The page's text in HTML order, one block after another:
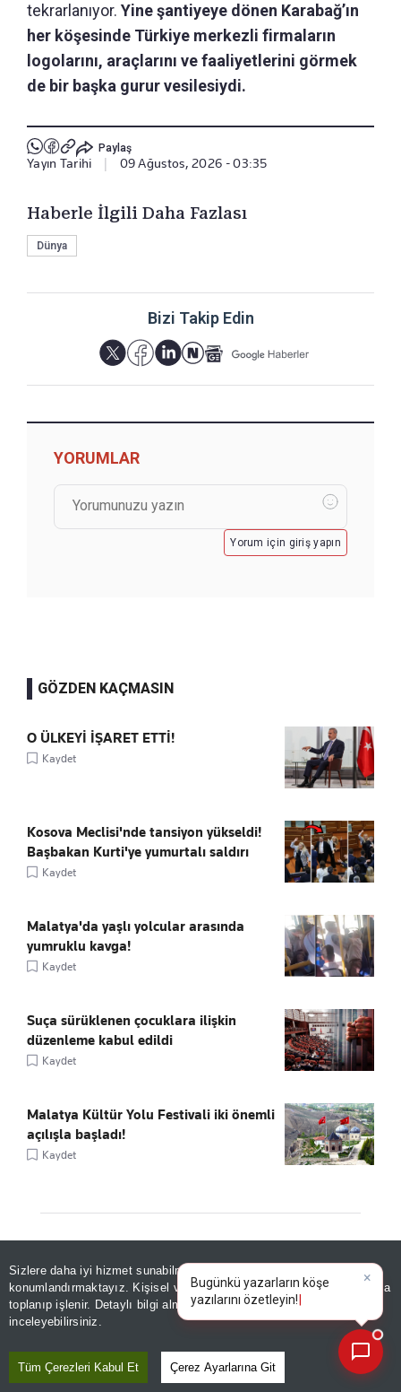
Sizlere daha iyi hizmet sunabilmek adına sitemizde
konumlandırmaktayız. Kişisel verileriniz, KVKK ve GDPR kapsamında
toplanıp işlenir. Detaylı bilgi almak içinAydınlatma Metnimizi
inceleyebilirsiniz.
Tüm Çerezleri Kabul Et Çerez Ayarlarına Git
tekrarlanıyor. Yine şantiyeye dönen Karabağ’ın
her köşesinde Türkiye merkezli firmaların
logolarını, araçlarını ve faaliyetlerini görmek
de bir başka gurur vesilesiydi.
Paylaş
Yayın Tarihi 09 Ağustos, 2026 - 03:35
Haberle İlgili Daha Fazlası
Dünya
Bizi Takip Edin
YORUMLAR
Yorum için giriş yapın
GÖZDEN KAÇMASIN
O ÜLKEYİ İŞARET ETTİ!
Kaydet
Kosova Meclisi'nde tansiyon yükseldi!
Başbakan Kurti'ye yumurtalı saldırı
Kaydet
Malatya'da yaşlı yolcular arasında
yumruklu kavga!
Kaydet
Suça sürüklenen çocuklara ilişkin
düzenleme kabul edildi
Kaydet
Malatya Kültür Yolu Festivali iki önemli
açılışla başladı!
Kaydet
ÖNE ÇIKANLAR ×
Bugünkü yazarların köşe
yazılarını özetleyin!